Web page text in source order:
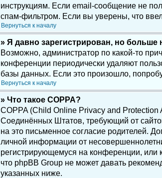
инструкциям. Если email-сообщение не
спам-фильтром. Если вы уверены, что
Вернуться к началу
» Я давно зарегистрирован, но больше
Возможно, администратор по какой-то
конференции периодически удаляют
базы данных. Если это произошло,
Вернуться к началу
» Что такое COPPA?
COPPA (Child Online Privacy and Protection
Соединённых Штатов, требующий от
на это письменное согласие родителей.
личной информации от
регистрирующемуся на конференции, или
что phpBB Group не может давать
указанных ниже.